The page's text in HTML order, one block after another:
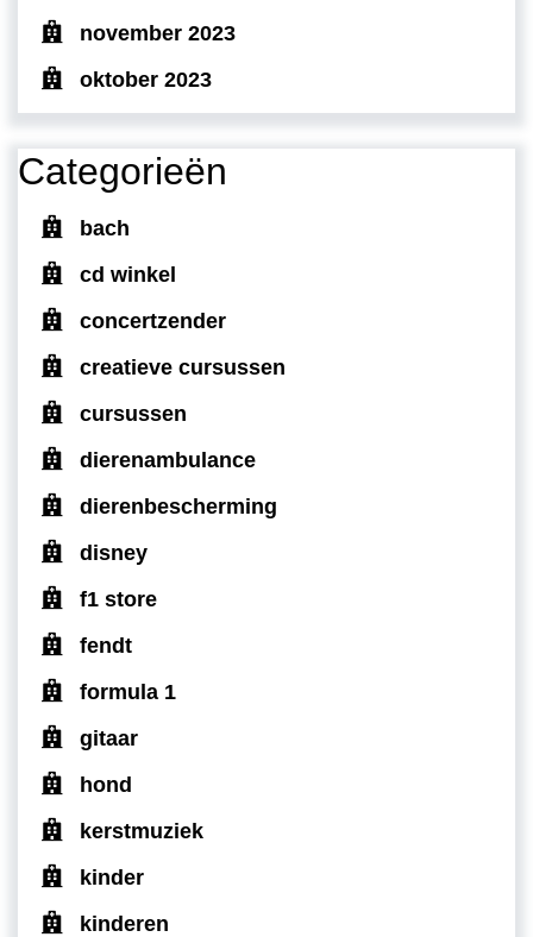
november 2023
oktober 2023
Categorieën
bach
cd winkel
concertzender
creatieve cursussen
cursussen
dierenambulance
dierenbescherming
disney
f1 store
fendt
formula 1
gitaar
hond
kerstmuziek
kinder
kinderen